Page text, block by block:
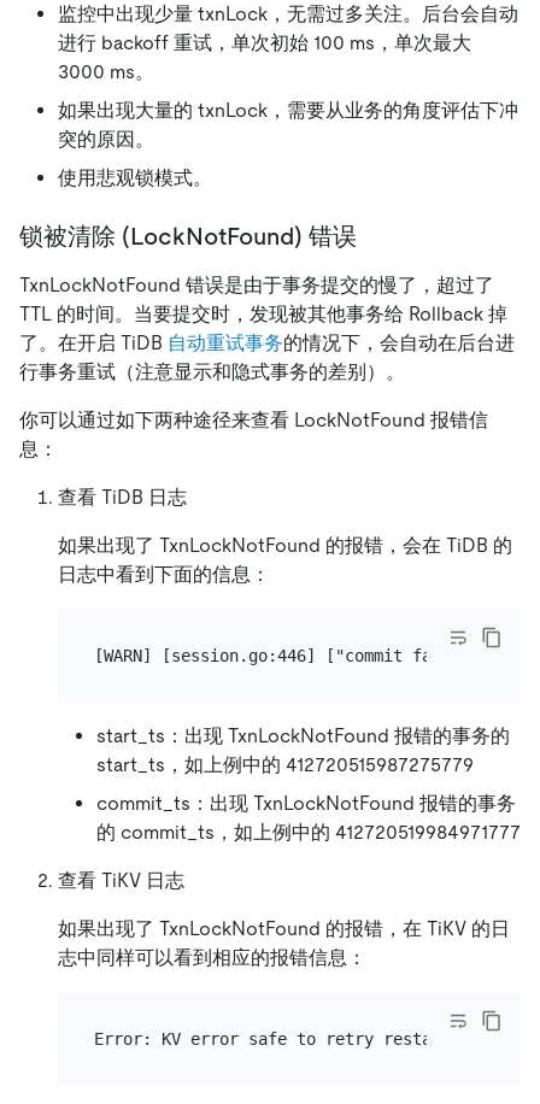
监控中出现少量 txnLock，无需过多关注。后台会自动
进行 backoff 重试，单次初始 100 ms，单次最大
3000 ms。
如果出现大量的 txnLock，需要从业务的角度评估下冲
突的原因。
使用悲观锁模式。
锁被清除 (LockNotFound) 错误
TxnLockNotFound 错误是由于事务提交的慢了，超过了
TTL 的时间。当要提交时，发现被其他事务给 Rollback 掉
了。在开启 TiDB 自动重试事务的情况下，会自动在后台进
行事务重试（注意显示和隐式事务的差别）。
你可以通过如下两种途径来查看 LockNotFound 报错信
息：
查看 TiDB 日志
如果出现了 TxnLockNotFound 的报错，会在 TiDB 的
日志中看到下面的信息：
start_ts：出现 TxnLockNotFound 报错的事务的
start_ts，如上例中的 412720515987275779
commit_ts：出现 TxnLockNotFound 报错的事务
的 commit_ts，如上例中的 412720519984971777
查看 TiKV 日志
如果出现了 TxnLockNotFound 的报错，在 TiKV 的日
志中同样可以看到相应的报错信息：